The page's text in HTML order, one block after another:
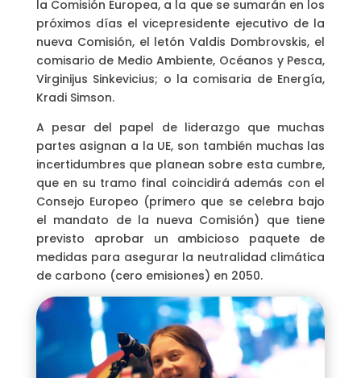
la Comisión Europea, a la que se sumarán en los
próximos días el vicepresidente ejecutivo de la
nueva Comisión, el letón Valdis Dombrovskis, el
comisario de Medio Ambiente, Océanos y Pesca,
Virginijus Sinkevicius; o la comisaria de Energía,
Kradi Simson.
A pesar del papel de liderazgo que muchas
partes asignan a la UE, son también muchas las
incertidumbres que planean sobre esta cumbre,
que en su tramo final coincidirá además con el
Consejo Europeo (primero que se celebra bajo
el mandato de la nueva Comisión) que tiene
previsto aprobar un ambicioso paquete de
medidas para asegurar la neutralidad climática
de carbono (cero emisiones) en 2050.